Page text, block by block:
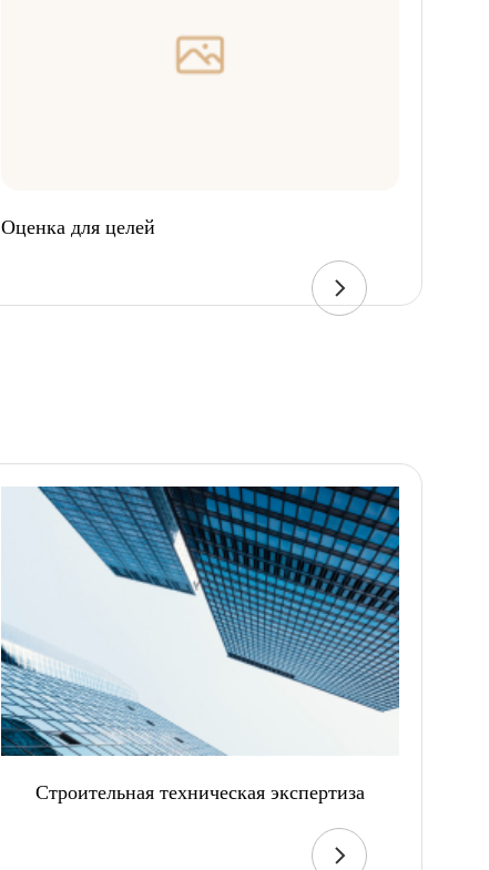
Оценка для целей
Строительная техническая экспертиза